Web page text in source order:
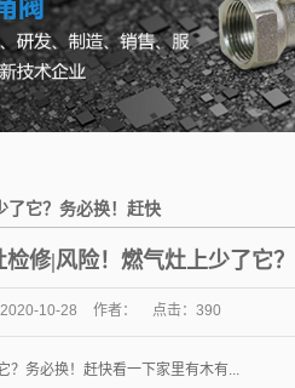
了它？务必换！赶快
检修|风险！燃气灶上少了它
2020-10-28 作者： 点击： 390
？务必换！赶快看一下家里有木有...